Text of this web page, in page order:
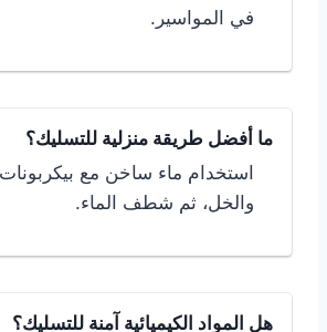
في المواسير.
ما أفضل طريقة منزلية للتسليك؟
استخدام ماء ساخن مع
والخل، ثم شطف الماء.
هل المواد الكيميائية آمنة للتسليك؟